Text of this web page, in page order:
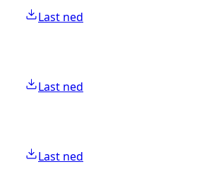
Last ned
Last ned
Last ned